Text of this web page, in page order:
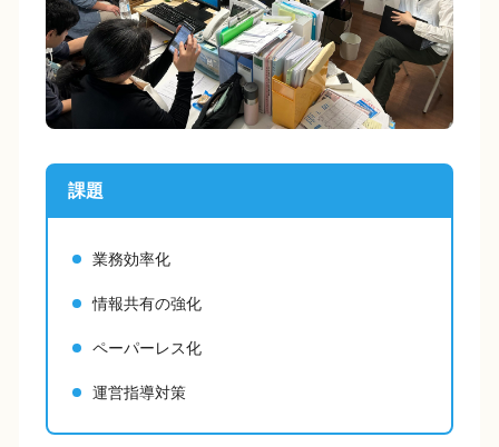
課題
業務効率化
情報共有の強化
ペーパーレス化
運営指導対策